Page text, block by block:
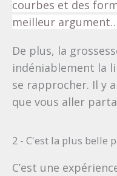
courbes et des
meilleur
De plus, la
indéniablement la
se rapprocher. Il y
que vous aller
2 - C'est la plus belle
C’est une